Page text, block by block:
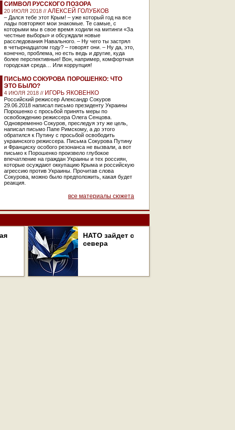
СИМВОЛ РУССКОГО ПОЗОРА
20 ИЮЛЯ 2018 // АЛЕКСЕЙ ГОЛУБКОВ
– Дался тебе этот Крым! – уже который год на все
лады повторяют мои знакомые. Те самые, с
которыми мы в свое время ходили на митинги «За
честные выборы» и обсуждали новые
расследования Навального. – Ну чего ты застрял
в четырнадцатом году? – говорят они. – Ну да, это,
конечно, проблема, но есть ведь и другие, куда
более перспективные! Вон, например, комфортная
городская среда… Или коррупция!
ПИСЬМО СОКУРОВА ПОРОШЕНКО: ЧТО
ЭТО БЫЛО?
4 ИЮЛЯ 2018 // ИГОРЬ ЯКОВЕНКО
Российский режиссер Александр Сокуров
29.06.2018 написал письмо президенту Украины
Порошенко с просьбой принять меры по
освобождению режиссера Олега Сенцова.
Одновременно Сокуров, преследуя эту же цель,
написал письмо Папе Римскому, а до этого
обратился к Путину с просьбой освободить
украинского режиссера. Письма Сокурова Путину
и Франциску особого резонанса не вызвали, а вот
письмо к Порошенко произвело глубокое
впечатление на граждан Украины и тех россиян,
которые осуждают оккупацию Крыма и российскую
агрессию против Украины. Прочитав слова
Сокурова, можно было предположить, какая будет
реакция.
все материалы сюжета
НАТО зайдет с
севера